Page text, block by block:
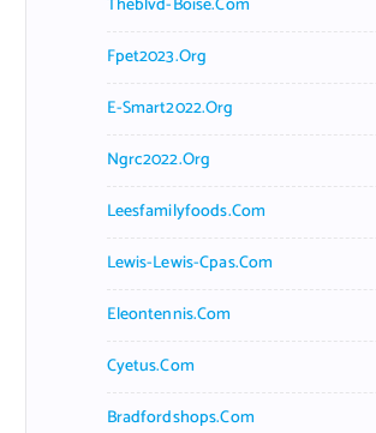
Fpet2023.org
E-Smart2022.org
Ngrc2022.org
Leesfamilyfoods.com
Lewis-Lewis-Cpas.com
Eleontennis.com
Cyetus.com
Bradfordshops.com